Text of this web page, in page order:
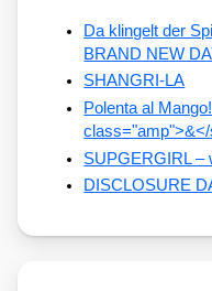
Da klingelt der
BRAND NEW
SHANGRI-LA
Polenta al
SUPGERGIRL –
DISCLOSURE